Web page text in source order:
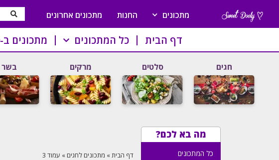
מתכונים החנות מתכונים אחרונים
דף הבית כל המתכונים מתכונים ב-10 דקות
חגים סלטים מרקים בשר
מה בא לכם?
כל המתכונים דף הבית» מתכונים לחגים» עמוד 3